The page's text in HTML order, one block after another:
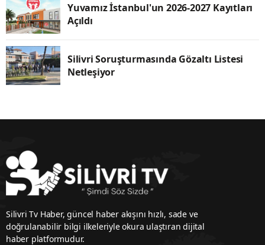
Yuvamız İstanbul'un 2026-2027 Kayıtları
Açıldı
Silivri Soruşturmasında Gözaltı Listesi
Netleşiyor
Silivri Tv Haber, güncel haber akışını hızlı, sade ve
doğrulanabilir bilgi ilkeleriyle okura ulaştıran dijital
haber platformudur.